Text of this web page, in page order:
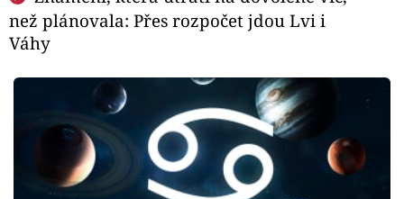
než plánovala: Přes rozpočet jdou Lvi i
Váhy